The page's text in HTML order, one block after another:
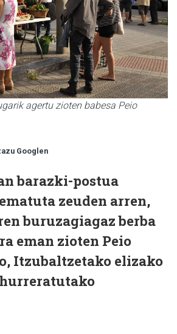
agertu zioten babesa Peio
Googlen
barazki-postua
zeuden arren,
buruzagiagaz berba
eman zioten Peio
Itzubaltzetako elizako